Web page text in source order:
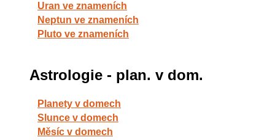
Uran ve znameních
Neptun ve znameních
Pluto ve znameních
Astrologie - plan. v dom.
Planety v domech
Slunce v domech
Měsíc v domech